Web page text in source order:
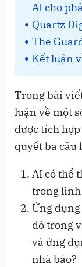
AI cho
Quartz
The
Kết luận
Trong bài
luận về một
được tích
quyết ba câu
AI có thể
trong lĩnh
Ứng
đó trong
và ứng
nhà báo?